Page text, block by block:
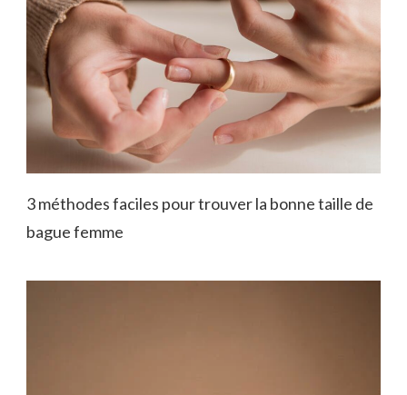
3 méthodes faciles pour trouver la bonne taille de
bague femme